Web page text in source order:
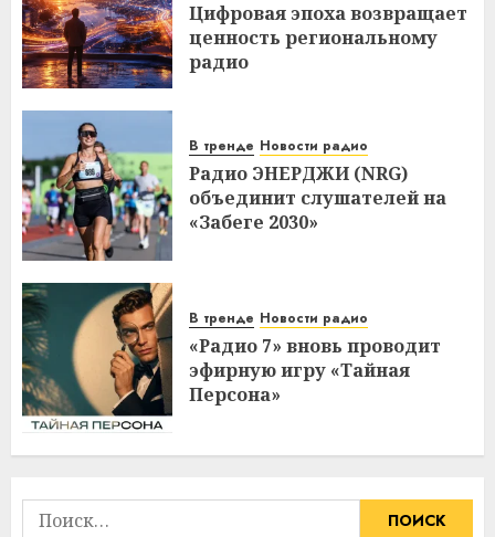
Цифровая эпоха возвращает
ценность региональному
радио
В тренде Новости радио
Радио ЭНЕРДЖИ (NRG)
объединит слушателей на
«Забеге 2030»
В тренде Новости радио
«Радио 7» вновь проводит
эфирную игру «Тайная
Персона»
Найти: